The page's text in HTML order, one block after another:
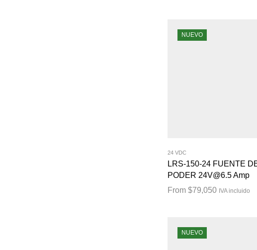
NUEVO
24 VDC
LRS-150-24 FUENTE
PODER 24V@6.5 Amp
From$79,050 IVA incluido
NUEVO